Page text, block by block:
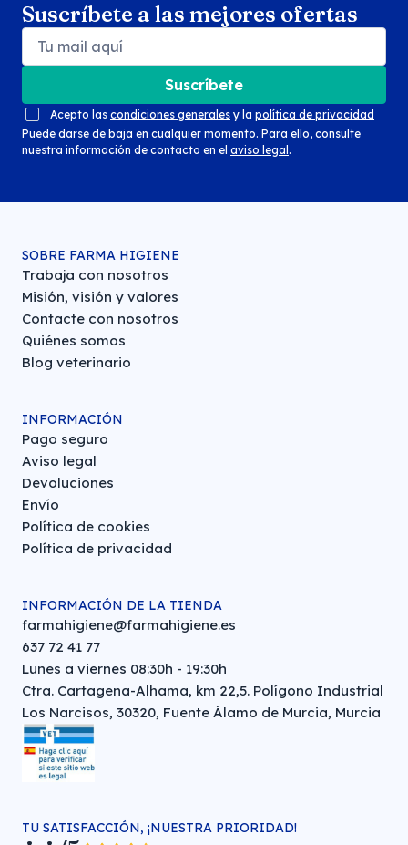
Suscríbete a las mejores ofertas
Suscríbete
Acepto las condiciones generales y la política de privacidad
Puede darse de baja en cualquier momento. Para ello, consulte
nuestra información de contacto en el aviso legal .
SOBRE FARMA HIGIENE
Trabaja con nosotros
Misión, visión y valores
Contacte con nosotros
Quiénes somos
Blog veterinario
INFORMACIÓN
Pago seguro
Aviso legal
Devoluciones
Envío
Política de cookies
Política de privacidad
INFORMACIÓN DE LA TIENDA
farmahigiene@farmahigiene.es
637 72 41 77
Lunes a viernes 08:30h - 19:30h
Ctra. Cartagena-Alhama, km 22,5. Polígono Industrial
Los Narcisos, 30320, Fuente Álamo de Murcia, Murcia
TU SATISFACCIÓN, ¡NUESTRA PRIORIDAD!